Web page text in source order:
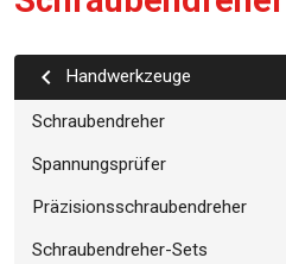
Handwerkzeuge
Schraubendreher
Spannungsprüfer
Präzisionsschraubendreher
Schraubendreher-Sets